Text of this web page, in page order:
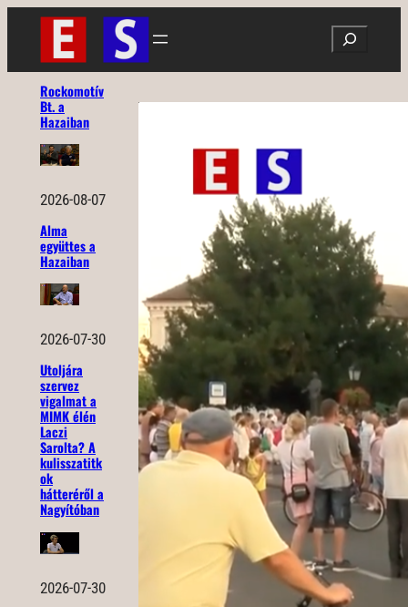
Ugrás
tartalomhoz
Search
Rockomotív
Bt. a
Hazaiban
2026-08-07
Alma
együttes a
Hazaiban
2026-07-30
Utoljára
szervez
vigalmat a
MIMK élén
Laczi
Sarolta? A
kulisszatitk
ok
hátteréről a
Nagyítóban
2026-07-30